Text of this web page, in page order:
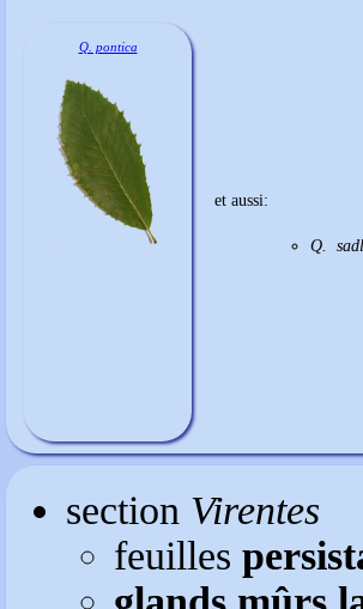
Q. pontica
et aussi:
Q.
section Virentes
feuilles